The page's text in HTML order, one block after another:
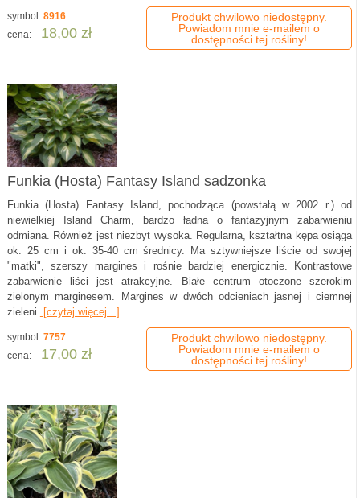
symbol: 8916
cena:
18,00 zł
Produkt chwilowo niedostępny.
Powiadom mnie e-mailem o
dostępności tej rośliny!
Funkia (Hosta) Fantasy Island sadzonka
Funkia (Hosta) Fantasy Island, pochodząca (powstałą w 2002 r.) od
niewielkiej Island Charm, bardzo ładna o fantazyjnym zabarwieniu
odmiana. Również jest niezbyt wysoka. Regularna, kształtna kępa osiąga
ok. 25 cm i ok. 35-40 cm średnicy. Ma sztywniejsze liście od swojej
"matki", szerszy margines i rośnie bardziej energicznie. Kontrastowe
zabarwienie liści jest atrakcyjne. Białe centrum otoczone szerokim
zielonym marginesem. Margines w dwóch odcieniach jasnej i ciemnej
zieleni. [czytaj więcej...]
symbol: 7757
cena:
17,00 zł
Produkt chwilowo niedostępny.
Powiadom mnie e-mailem o
dostępności tej rośliny!